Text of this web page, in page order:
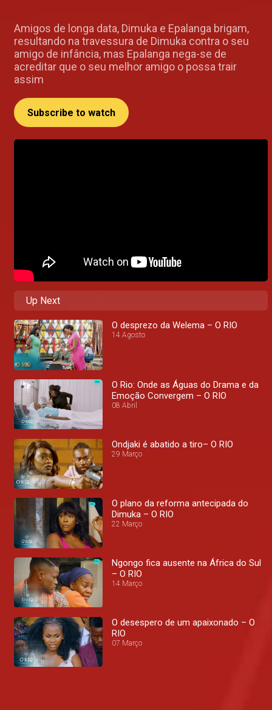
Amigos de longa data, Dimuka e Epalanga brigam,
resultando na travessura de Dimuka contra o seu
amigo de infância, mas Epalanga nega-se de
acreditar que o seu melhor amigo o possa trair
assim
Subscribe to watch
Up Next
O desprezo da Welema – O RIO
14 Agosto
O Rio: Onde as Águas do Drama e da
Emoção Convergem – O RIO
08 Abril
Ondjaki é abatido a tiro– O RIO
29 Março
O plano da reforma antecipada do
Dimuka – O RIO
22 Março
Ngongo fica ausente na África do Sul
– O RIO
14 Março
O desespero de um apaixonado – O
RIO
07 Março